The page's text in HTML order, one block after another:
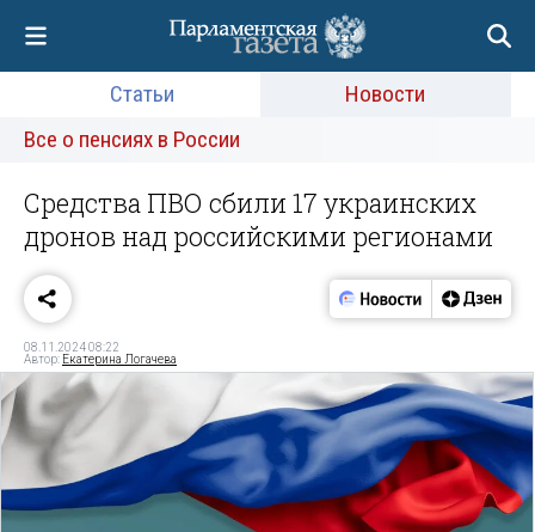
Статьи
Новости
Все о пенсиях в России
Средства ПВО сбили 17 украинских
дронов над российскими регионами
08.11.2024 08:22
Автор: Екатерина Логачева